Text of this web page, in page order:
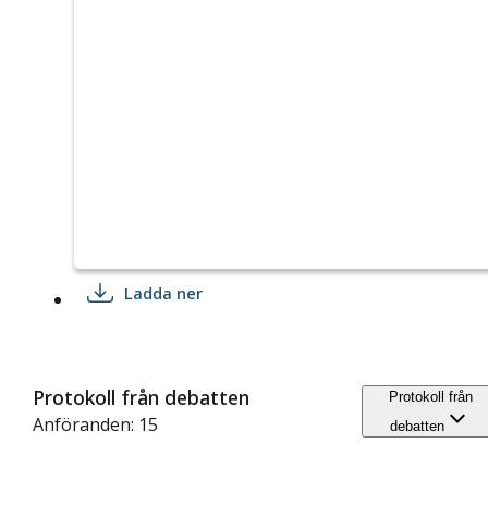
Ladda ner
Protokoll från debatten
Anföranden: 15
Protokoll från
debatten